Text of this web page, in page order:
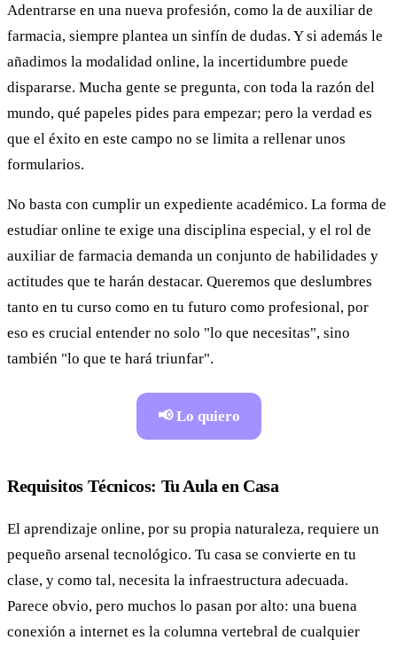
Adentrarse en una nueva profesión, como la de auxiliar de
farmacia, siempre plantea un sinfín de dudas. Y si además le
añadimos la modalidad online, la incertidumbre puede
dispararse. Mucha gente se pregunta, con toda la razón del
mundo, qué papeles pides para empezar; pero la verdad es
que el éxito en este campo no se limita a rellenar unos
formularios.
No basta con cumplir un expediente académico. La forma de
estudiar online te exige una disciplina especial, y el rol de
auxiliar de farmacia demanda un conjunto de habilidades y
actitudes que te harán destacar. Queremos que deslumbres
tanto en tu curso como en tu futuro como profesional, por
eso es crucial entender no solo "lo que necesitas", sino
también "lo que te hará triunfar".
📢 Lo quiero
Requisitos Técnicos: Tu Aula en Casa
El aprendizaje online, por su propia naturaleza, requiere un
pequeño arsenal tecnológico. Tu casa se convierte en tu
clase, y como tal, necesita la infraestructura adecuada.
Parece obvio, pero muchos lo pasan por alto: una buena
conexión a internet es la columna vertebral de cualquier